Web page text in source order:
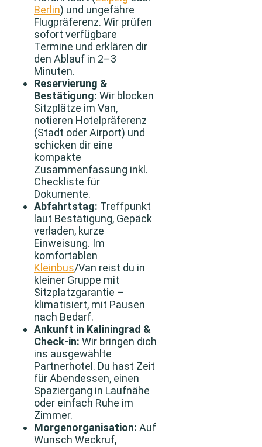
Berlin) und ungefähre
Flugpräferenz. Wir prüfen
sofort verfügbare
Termine und erklären dir
den Ablauf in 2–3
Minuten.
Reservierung &
Bestätigung: Wir blocken
Sitzplätze im Van,
notieren Hotelpräferenz
(Stadt oder Airport) und
schicken dir eine
kompakte
Zusammenfassung inkl.
Checkliste für
Dokumente.
Abfahrtstag: Treffpunkt
laut Bestätigung, Gepäck
verladen, kurze
Einweisung. Im
komfortablen
Kleinbus/Van reist du in
kleiner Gruppe mit
Sitzplatzgarantie –
klimatisiert, mit Pausen
nach Bedarf.
Ankunft in Kaliningrad &
Check‑in: Wir bringen dich
ins ausgewählte
Partnerhotel. Du hast Zeit
für Abendessen, einen
Spaziergang in Laufnähe
oder einfach Ruhe im
Zimmer.
Morgenorganisation: Auf
Wunsch Weckruf,